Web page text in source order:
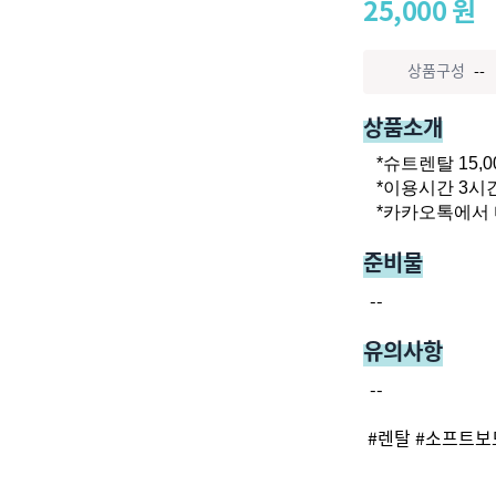
25,000원
상품구성 --
상품소개
*슈트렌탈
*이용시간 3시
*카카오톡에서
준비물
--
유의사항
--
#렌탈#소프트